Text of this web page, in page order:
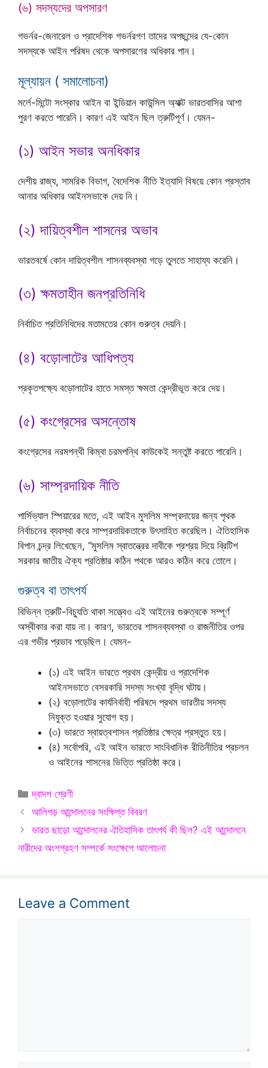
(৬) সদস্যদের অপসারণ
গভর্নর-জেনারেল ও প্রাদেশিক গভর্নরগণ তাদের অপছন্দের যে-কোন
সদস্যকে আইন পরিষদ থেকে অপসারণের অধিকার পান।
মূল্যায়ন ( সমালোচনা)
মর্লে-মিন্টো সংস্কার আইন বা ইন্ডিয়ান কাউন্সিল অ্যাক্ট ভারতবাসির আশা
পুরণ করতে পারেনি। কারণ এই আইন ছিল ত্রুটিপূর্ণ। যেমন-
(১) আইন সভার অনধিকার
দেশীয় রাজ্য, সামরিক বিভাগ, বৈদেশিক নীতি ইত্যাদি বিষয়ে কোন প্রস্তাব
আনার অধিকার আইনসভাকে দেয় নি।
(২) দায়িত্বশীল শাসনের অভাব
ভারতবর্ষে কোন দায়িত্বশীল শাসনব্যবস্থা গড়ে তুলতে সাহায্য করেনি।
(৩) ক্ষমতাহীন জনপ্রতিনিধি
নির্বাচিত প্রতিনিধিদের মতামতের কোন গুরুত্ব দেয়নি।
(৪) বড়োলাটের আধিপত্য
প্রকৃতপক্ষ্যে বড়োলাটের হাতে সমস্ত ক্ষমতা কেন্দ্রীভূত করে দেয়।
(৫) কংগ্রেসের অসন্তোষ
কংগ্রেসের নরমপন্থী কিম্বা চরমপন্থি কাউকেই সন্তুষ্ট করতে পারেনি।
(৬) সাম্প্রদায়িক নীতি
পার্সিভ্যাল স্পিয়ারের মতে, এই আইন মুসলিম সম্প্রদায়ের জন্য পৃথক
নির্বাচনের ব্যবস্থা করে সাম্প্রদায়িকতাকে উৎসাহিত করেছিল। ঐতিহাসিক
বিপান চন্দ্র লিখেছেন, “মুসলিম স্বাতন্ত্রের দাবীকে প্রশ্রয় দিয়ে ব্রিটিশ
সরকার জাতীয় ঐক্য প্রতিষ্ঠার কঠিন পথকে আরও কঠিন করে তোলে।
গুরুত্ব বা তাৎপর্য
বিভিন্ন ত্রুটি-বিচ্যুতি থাকা সত্ত্বেও এই আইনের গুরুত্বকে সম্পূর্ণ
অস্বীকার করা যায় না। কারণ, ভারতের শাসনব্যবস্থা ও রাজনীতির ওপর
এর গভীর প্রভাব পড়েছিল। যেমন-
(১) এই আইন ভারতে প্রথম কেন্দ্রীয় ও প্রাদেশিক
আইনসভাতে বেসরকারি সদস্য সংখ্যা বৃদ্ধি ঘটায়।
(২) বড়োলাটের কার্যনির্বাহী পরিষদে প্রথম ভারতীয় সদস্য
নিযুক্ত হওয়ার সুযোগ হয়।
(৩) ভারতে স্বায়ত্বশাসন প্রতিষ্ঠার ক্ষেত্র প্রস্তুত হয়।
(৪) সর্বোপরি, এই আইন ভারতে সাংবিধানিক রীতিনীতির প্রচলন
ও আইনের শাসনের ভিত্তি প্রতিষ্ঠা করে।
Categories
দ্বাদশ শ্রেণী
আলিগড় আন্দোলনের সংক্ষিপ্ত বিবরণ
ভারত ছাড়ো আন্দোলনের ঐতিহাসিক তাৎপর্য কী ছিল? এই আন্দোলনে
নারীদের অংশগ্রহণ সম্পর্কে সংক্ষেপে আলোচনা
Leave a Comment